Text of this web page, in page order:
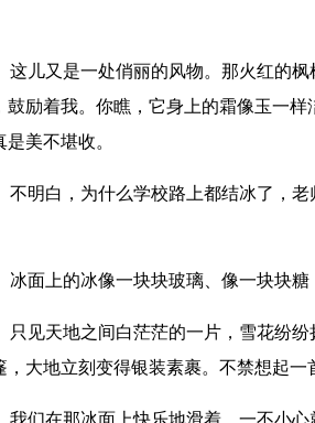
又是一处俏丽的风物。那火红的枫
鼓励着我。你瞧，它身上的霜像玉一
美不堪收。
白，为什么学校路上都结冰了，老
面上的冰像一块块玻璃、像一块块糖
天地之间白茫茫的一片，雪花纷纷
，大地立刻变得银装素裹。不禁想起一
在那冰面上快乐地滑着，一不小心